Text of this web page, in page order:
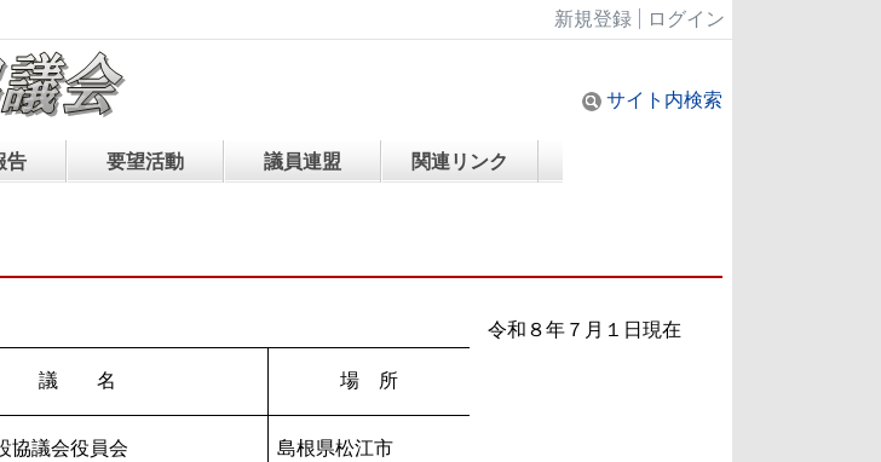
新規登録 ログイン
告 要望活動 議員連盟 関連リンク
サイト内検索
令和８年７月１日現在
議 名 場 所
協議会役員会 島根県松江市